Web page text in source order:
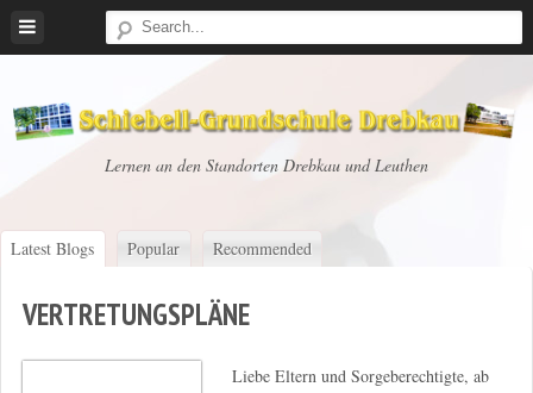
Skip
Schiebell-
Drebkau
Lernen an den Standorten Drebkau und Leuthen
Latest Blogs Popular Recommended
VERTRETUNGSPLÄNE
Liebe Eltern und Sorgeberechtigte, ab